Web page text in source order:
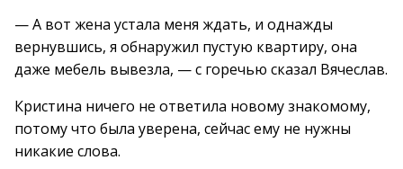
— А вот жена устала меня ждать, и однажды
вернувшись, я обнаружил пустую квартиру, она
даже мебель вывезла, — с горечью сказал Вячеслав.
Кристина ничего не ответила новому знакомому,
потому что была уверена, сейчас ему не нужны
никакие слова.